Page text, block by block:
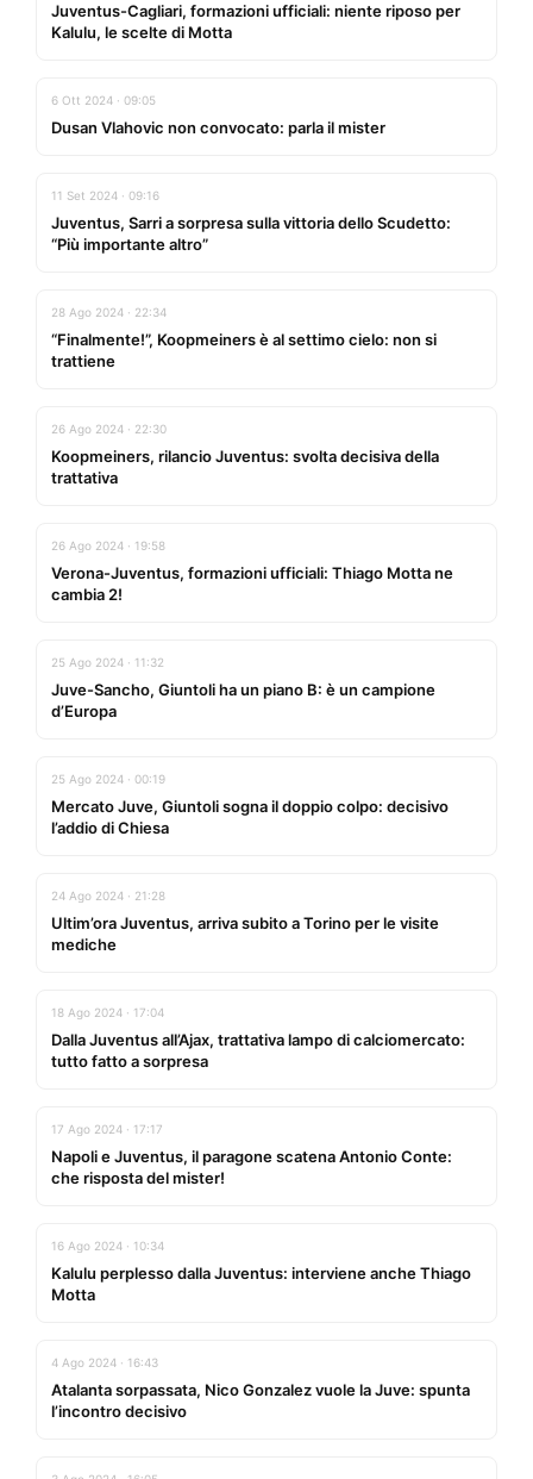
Juventus-Cagliari, formazioni ufficiali: niente riposo per
Kalulu, le scelte di Motta
6 Ott 2024 · 09:05
Dusan Vlahovic non convocato: parla il mister
11 Set 2024 · 09:16
Juventus, Sarri a sorpresa sulla vittoria dello Scudetto:
“Più importante altro”
28 Ago 2024 · 22:34
“Finalmente!”, Koopmeiners è al settimo cielo: non si
trattiene
26 Ago 2024 · 22:30
Koopmeiners, rilancio Juventus: svolta decisiva della
trattativa
26 Ago 2024 · 19:58
Verona-Juventus, formazioni ufficiali: Thiago Motta ne
cambia 2!
25 Ago 2024 · 11:32
Juve-Sancho, Giuntoli ha un piano B: è un campione
d’Europa
25 Ago 2024 · 00:19
Mercato Juve, Giuntoli sogna il doppio colpo: decisivo
l’addio di Chiesa
24 Ago 2024 · 21:28
Ultim’ora Juventus, arriva subito a Torino per le visite
mediche
18 Ago 2024 · 17:04
Dalla Juventus all’Ajax, trattativa lampo di calciomercato:
tutto fatto a sorpresa
17 Ago 2024 · 17:17
Napoli e Juventus, il paragone scatena Antonio Conte:
che risposta del mister!
16 Ago 2024 · 10:34
Kalulu perplesso dalla Juventus: interviene anche Thiago
Motta
4 Ago 2024 · 16:43
Atalanta sorpassata, Nico Gonzalez vuole la Juve: spunta
l’incontro decisivo